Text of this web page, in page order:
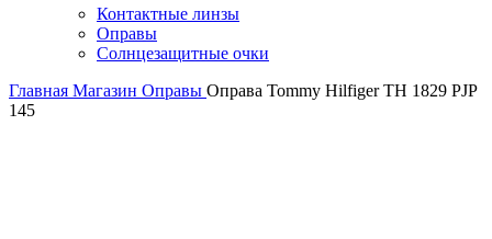
Контактные линзы
Оправы
Солнцезащитные очки
Главная Магазин Оправы Оправа Tommy Hilfiger TH 1829 PJP
145